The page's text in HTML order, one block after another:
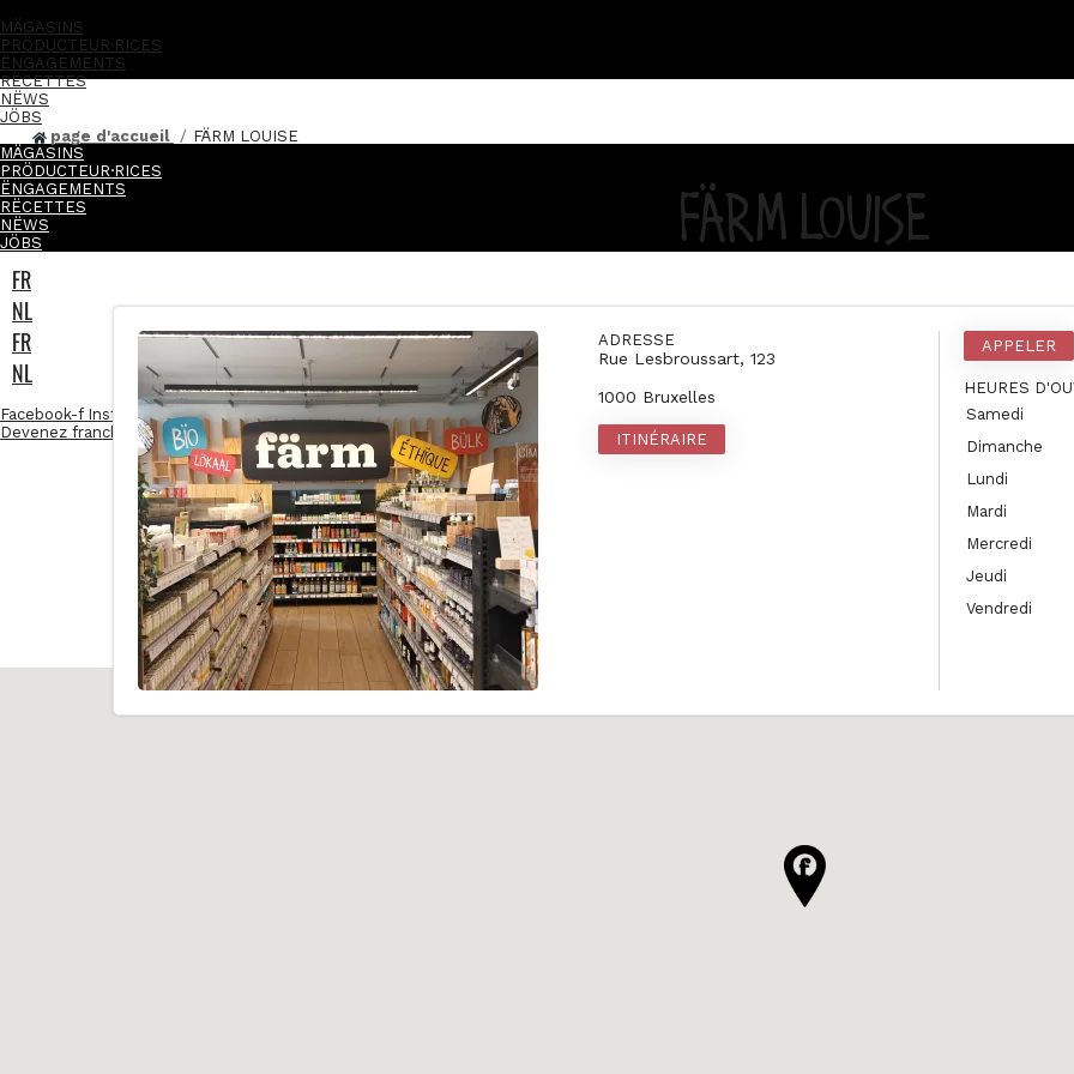
MÄGASINS
PRÖDUCTEUR·RICES
ËNGAGEMENTS
RËCETTES
NËWS
JÖBS
MÄGASINS
PRÖDUCTEUR·RICES
ËNGAGEMENTS
RËCETTES
NËWS
JÖBS
FR
NL
FR
NL
Facebook-f Instagram Linkedin-in
Devenez franchisé·e
page d'accueil FÄRM LOUISE
FÄRM LOUISE
ADRESSE
Rue Lesbroussart, 123
1000 Bruxelles
ITINÉRAIRE
APPELER
HEURES
Samedi
Dimanche
Lundi
Mardi
Mercredi
Jeudi
Vendredi